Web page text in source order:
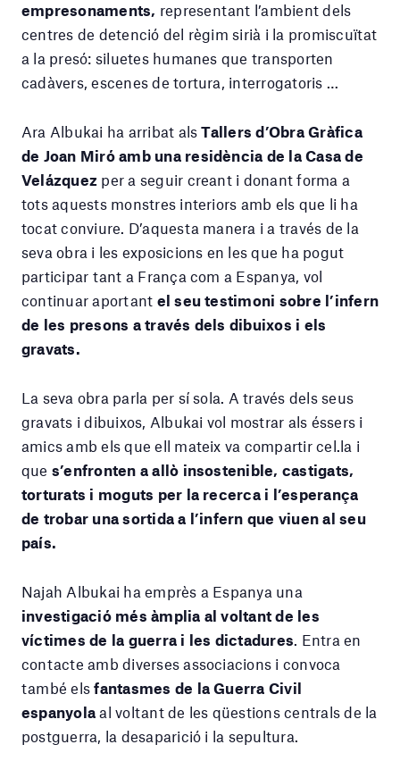
empresonaments, representant l’ambient dels
centres de detenció del règim sirià i la promiscuïtat
a la presó: siluetes humanes que transporten
cadàvers, escenes de tortura, interrogatoris …
Ara Albukai ha arribat alsTallers d’Obra Gràfica
de Joan Miró amb una residència de la Casa de
Velázquez per a seguir creant i donant forma a
tots aquests monstres interiors amb els que li ha
tocat conviure. D’aquesta manera i a través de la
seva obra i les exposicions en les que ha pogut
participar tant a França com a Espanya, vol
continuar aportant el seu testimoni sobre l’infern
de les presons a través dels dibuixos i els
gravats.
La seva obra parla per sí sola. A través dels seus
gravats i dibuixos, Albukai vol mostrar als éssers i
amics amb els que ell mateix va compartir cel.la i
que s’enfronten a allò insostenible, castigats,
torturats i moguts per la recerca i l’esperança
de trobar una sortida a l’infern que viuen al seu
país.
Najah Albukai ha emprès a Espanya una
investigació més àmplia al voltant de les
víctimes de la guerra i les dictadures. Entra en
contacte amb diverses associacions i convoca
també elsfantasmes de la Guerra Civil
espanyola al voltant de les qüestions centrals de la
postguerra, la desaparició i la sepultura.